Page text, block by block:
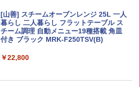
by Amazon 国産ブレンド米 精米 5kg
￥2,650
ブラックニッカ ニッカ Nikka ウィスキ
ー4000ml ブラックニッカクリア ウヰス
キー 【日本 アサヒ ウィスキー】 大容量
お得 4リットル
￥4,358
チキンラーメン どんぶり 85g×12個 日清
食品 インスタント カップ麺
￥1,939
[山善] スチームオーブンレンジ 25L 一人
暮らし 二人暮らし フラットテーブル ス
チーム調理 自動メニュー19種搭載 角皿
付き ブラック MRK-F250TSV(B)
￥22,800